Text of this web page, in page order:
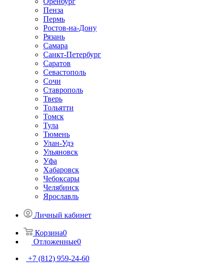
Пенза
Пермь
Ростов-на-Дону
Рязань
Самара
Санкт-Петербург
Саратов
Севастополь
Сочи
Ставрополь
Тверь
Тольятти
Томск
Тула
Тюмень
Улан-Удэ
Ульяновск
Уфа
Хабаровск
Чебоксары
Челябинск
Ярославль
Личный кабинет
Корзина0
Отложенные0
+7 (812) 959-24-60